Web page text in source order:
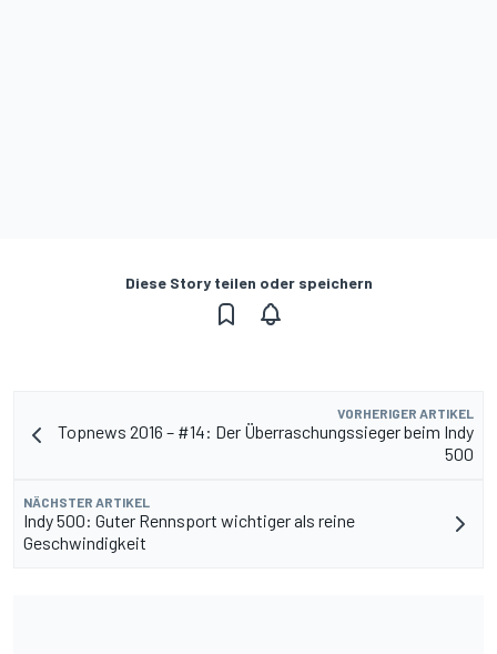
Diese Story teilen oder speichern
VORHERIGER ARTIKEL
Topnews 2016 – #14: Der Überraschungssieger beim Indy
500
NÄCHSTER ARTIKEL
Indy 500: Guter Rennsport wichtiger als reine
Geschwindigkeit